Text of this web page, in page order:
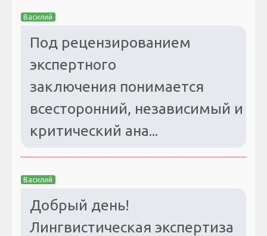
Василий
Под рецензированием
экспертного
заключения понимается
всесторонний, независимый и
критический ана...
Василий
Добрый день!
Лингвистическая экспертиза